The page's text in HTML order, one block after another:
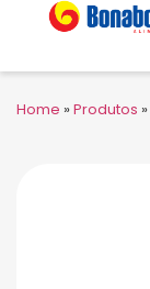
Home »Produtos »